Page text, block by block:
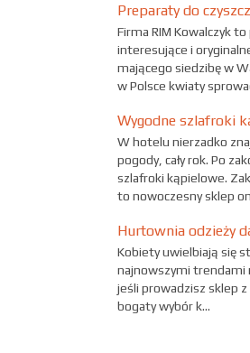
Preparaty do
Firma RIM Kowalczyk
interesujące i
mającego siedzibę w
w Polsce kwiaty
Wygodne szlafroki
W hotelu nierzadko
pogody, cały rok. Po
szlafroki kąpielowe.
to nowoczesny sklep
Hurtownia odzieży
Kobiety uwielbiają się
najnowszymi trendami
jeśli prowadzisz sklep
bogaty wybór k...